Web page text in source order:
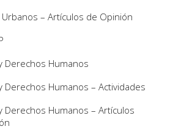
– Artículos de Opinión
Derechos Humanos
Derechos Humanos – Actividades
Derechos Humanos – Artículos